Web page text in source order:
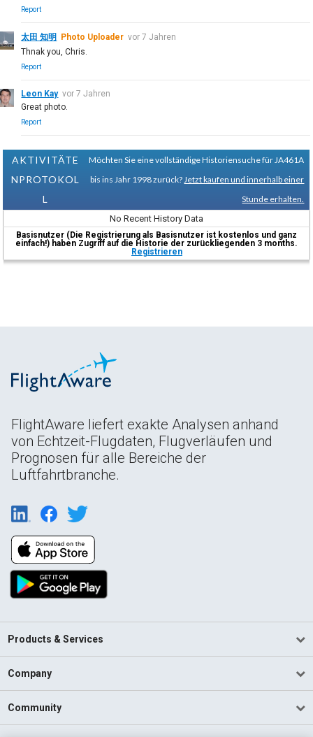
Report
太田 知明 Photo Uploader vor 7 Jahren
Thnak you, Chris.
Report
Leon Kay vor 7 Jahren
Great photo.
Report
AKTIVITÄTE
NPROTOKOL
L
Möchten Sie eine vollständige Historiensuche für JA461A
bis ins Jahr 1998 zurück? Jetzt kaufen und innerhalb einer
Stunde erhalten.
No Recent History Data
Basisnutzer (Die Registrierung als Basisnutzer ist kostenlos und ganz
einfach!) haben Zugriff auf die Historie der zurückliegenden 3 months.
Registrieren
FlightAware liefert exakte Analysen anhand
von Echtzeit-Flugdaten, Flugverläufen und
Prognosen für alle Bereiche der
Luftfahrtbranche.
Products & Services
Company
Community